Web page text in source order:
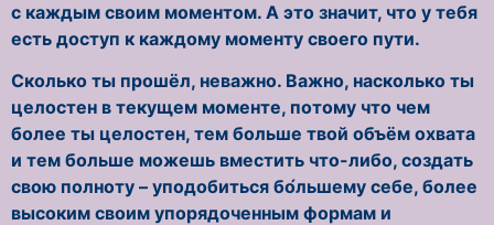
с каждым своим моментом. А это значит, что у тебя
есть доступ к каждому моменту своего пути.
Сколько ты прошёл, неважно. Важно, насколько ты
целостен в текущем моменте, потому что чем
более ты целостен, тем больше твой объём охвата
и тем больше можешь вместить что-либо, создать
свою полноту – уподобиться бо́льшему себе, более
высоким своим упорядоченным формам и